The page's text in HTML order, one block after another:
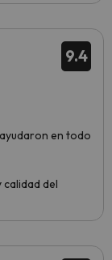
9.4
en todo
del